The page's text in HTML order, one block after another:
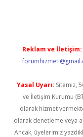
Reklam ve İletişim:
Yasal Uyarı: Sitemiz,
ve İletişim Kurumu
olarak hizmet
olarak denetleme veya
Ancak, üyelerimiz